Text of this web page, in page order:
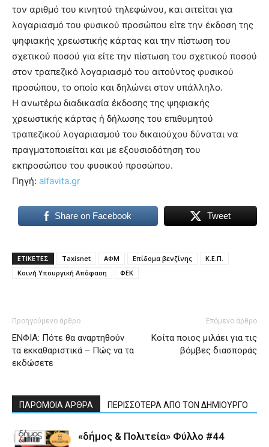
τον αριθμό του κινητού τηλεφώνου, και αιτείται για
λογαριασμό του φυσικού προσώπου είτε την έκδοση της
ψηφιακής χρεωστικής κάρτας και την πίστωση του
σχετικού ποσού για είτε την πίστωση του σχετικού ποσού
στον τραπεζικό λογαριασμό του αιτούντος φυσικού
προσώπου, το οποίο και δηλώνει στον υπάλληλο.
H ανωτέρω διαδικασία έκδοσης της ψηφιακής
χρεωστικής κάρτας ή δήλωσης του επιθυμητού
τραπεζικού λογαριασμού του δικαιούχου δύναται να
πραγματοποιείται και με εξουσιοδότηση του
εκπροσώπου του φυσικού προσώπου.
Πηγή: alfavita.gr
Share on Facebook Tweet
ΕΤΙΚΕΤΕΣ Taxisnet ΑΦΜ Επίδομα βενζίνης
Κ.Ε.Π.
Κοινή Υπουργική Απόφαση
ΦΕΚ
Προηγούμενο άρθρο
ΕΝΦΙΑ: Πότε θα αναρτηθούν
τα εκκαθαριστικά – Πώς να τα
εκδώσετε
Επόμενο άρθρο
Κοίτα ποιος μιλάει για τις
βόμβες διασποράς
ΠΑΡΟΜΟΙΑ ΑΡΘΡΑ ΠΕΡΙΣΣΟΤΕΡΑ ΑΠΟ ΤΟΝ ΔΗΜΙΟΥΡΓΟ
«δήμος & Πολιτεία» Φύλλο #44